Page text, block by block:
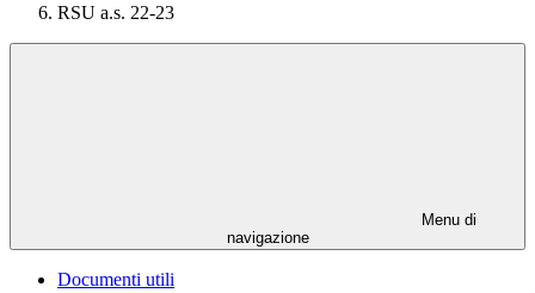
RSU a.s. 22-23
Menu di
navigazione
Documenti utili